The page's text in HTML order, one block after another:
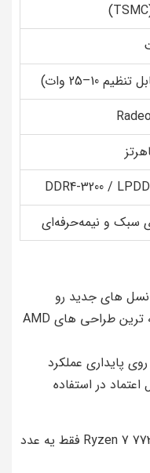
DDR4-3200 /
سبک و نیمه‌حرفه‌ای
نسل های جدید رو
نداشته باشه اما در عمل یکی از پخته ترین طراحی های AMD
پایداری عملکرد
در استفاده
نکته مهم اینجاست که بوست در Ryzen 7 7730U فقط یه عدد